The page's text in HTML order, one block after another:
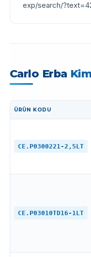
exp/search/
Carlo Erba
ÜRÜN KODU
CE.P0300221-2,5LT
CE.P03010TD16-1LT